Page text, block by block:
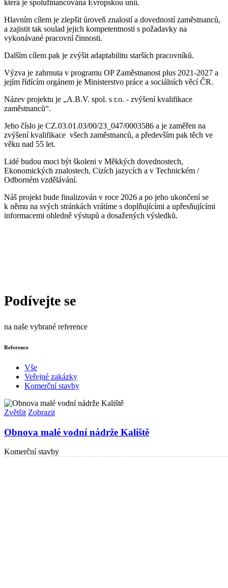
která je spolufinancována Evropskou unií.
Hlavním cílem je zlepšit úroveň znalostí a dovedností zaměstnanců,
a zajistit tak soulad jejich kompetentnosti s požadavky na
vykonávané pracovní činnosti.
Dalším cílem pak je zvýšit adaptabilitu starších pracovníků.
Výzva je zahrnuta v programu OP Zaměstnanost plus 2021-2027 a
jejím řídícím orgánem je Ministerstvo práce a sociálních věcí ČR.
Název projektu je „A.B.V. spol. s r.o. - zvýšení kvalifikace
zaměstnanců“.
Jeho číslo je CZ.03.01.03/00/23_047/0003586 a je zaměřen na
zvýšení kvalifikace všech zaměstnanců, a především pak těch ve
věku nad 55 let.
Lidé budou moci být školeni v Měkkých dovednostech,
Ekonomických znalostech, Cizích jazycích a v Technickém /
Odborném vzdělávání.
Náš projekt bude finalizován v roce 2026 a po jeho ukončení se
k němu na svých stránkách vrátíme s doplňujícími a upřesňujícími
informacemi ohledně výstupů a dosažených výsledků.
Podívejte se
na naše vybrané reference
Reference
Vše
Veřejné zakázky
Komerční stavby
Zvětšit Zobrazit
Obnova malé vodní nádrže Kaliště
Komerční stavby